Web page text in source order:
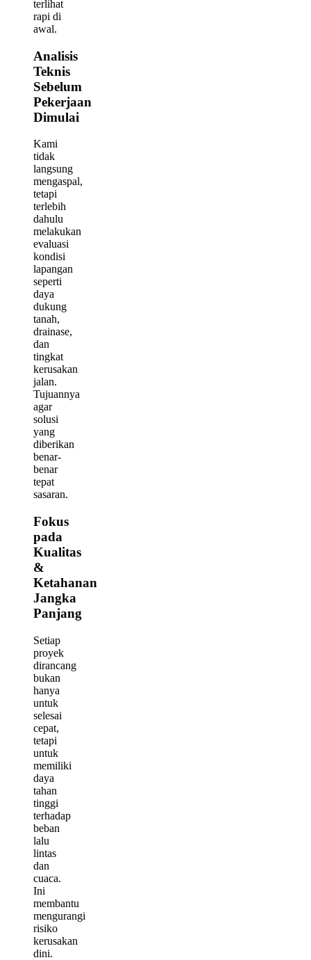
terlihat
rapi di
awal.
Analisis
Teknis
Sebelum
Pekerjaan
Dimulai
Kami
tidak
langsung
mengaspal,
tetapi
terlebih
dahulu
melakukan
evaluasi
kondisi
lapangan
seperti
daya
dukung
tanah,
drainase,
dan
tingkat
kerusakan
jalan.
Tujuannya
agar
solusi
yang
diberikan
benar-
benar
tepat
sasaran.
Fokus
pada
Kualitas
&
Ketahanan
Jangka
Panjang
Setiap
proyek
dirancang
bukan
hanya
untuk
selesai
cepat,
tetapi
untuk
memiliki
daya
tahan
tinggi
terhadap
beban
lalu
lintas
dan
cuaca.
Ini
membantu
mengurangi
risiko
kerusakan
dini.